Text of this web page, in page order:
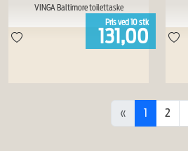
VINGA Baltimore toilettaske
Pris ved 10stk
131,00
« 1 2